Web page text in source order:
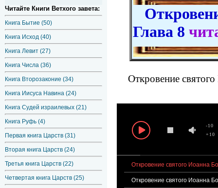
Читайте Книги Ветхого завета:
Книга Бытие (50)
Книга Исход (40)
Книга Левит (27)
Книга Числа (36)
Книга Второзаконие (34)
Книга Иисуса Навина (24)
Книга Судей израилевых (21)
Книга Руфь (4)
Первая книга Царств (31)
Вторая книга Царств (24)
Третья книга Царств (22)
Четвертая книга Царств (25)
Глава 8
Откровение
+10
-10
Откровение святого Иоанна
Откровение святого Иоанна